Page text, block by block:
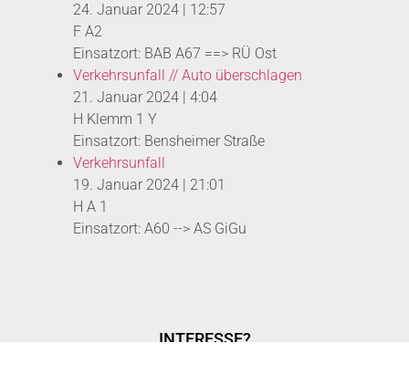
24. Januar 2024 | 12:57
F A2
Einsatzort: BAB A67 ==> RÜ Ost
Verkehrsunfall // Auto überschlagen
21. Januar 2024 | 4:04
H Klemm 1 Y
Einsatzort: Bensheimer Straße
Verkehrsunfall
19. Januar 2024 | 21:01
H A 1
Einsatzort: A60 --> AS GiGu
INTERESSE?